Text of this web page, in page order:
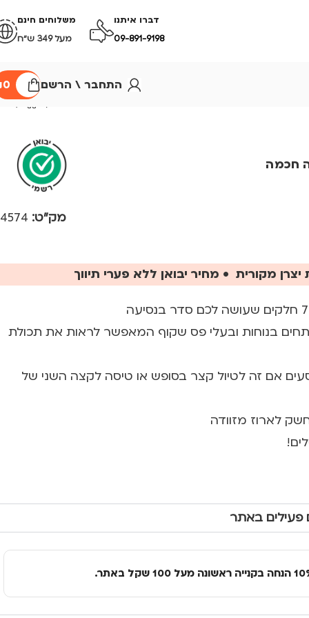
דברו איתנו
09-891-9198
משלוחים חינם
מעל 349 ש״ח
התחבר \ הרשם 0
חכמה
מק"ט: 4574
מקורית • מחיר יבואן ללא פערי תיווך
בנוחות ובעלי פס שקוף המאפשר לראות את תכולת
אם זה לטיול קצר בסופש או טיסה לקצה השני של
לארוז מזוודה
פעילים באתר